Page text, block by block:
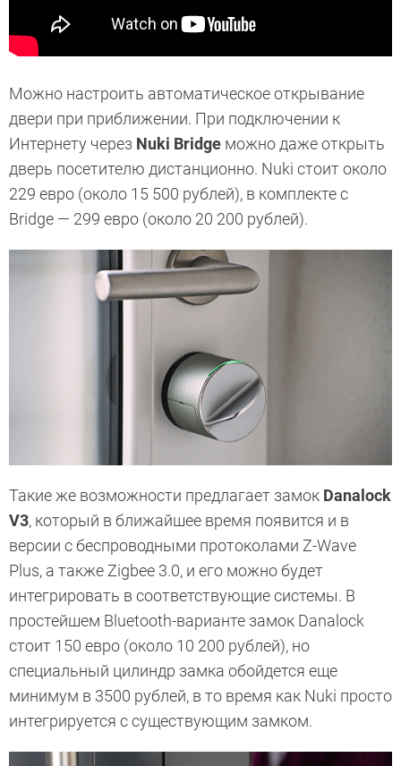
Можно настроить автоматическое открывание
двери при приближении. При подключении к
Интернету через Nuki Bridge можно даже открыть
дверь посетителю дистанционно. Nuki стоит около
229 евро (около 15 500 рублей), в комплекте с
Bridge — 299 евро (около 20 200 рублей).
Такие же возможности предлагает замок Danalock
V3, который в ближайшее время появится и в
версии с беспроводными протоколами Z-Wave
Plus, а также Zigbee 3.0, и его можно будет
интегрировать в соответствующие системы. В
простейшем Bluetooth-варианте замок Danalock
стоит 150 евро (около 10 200 рублей), но
специальный цилиндр замка обойдется еще
минимум в 3500 рублей, в то время как Nuki просто
интегрируется с существующим замком.